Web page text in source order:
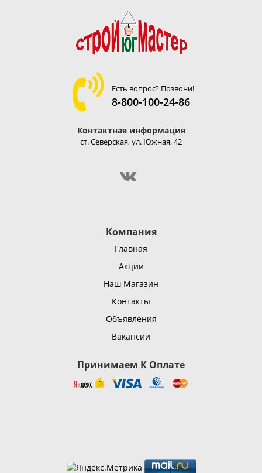
Есть вопрос? Позвони!
8-800-100-24-86
Контактная информация
ст. Северская, ул. Южная, 42
Компания
Главная
Акции
Наш Магазин
Контакты
Объявления
Вакансии
Принимаем К Оплате